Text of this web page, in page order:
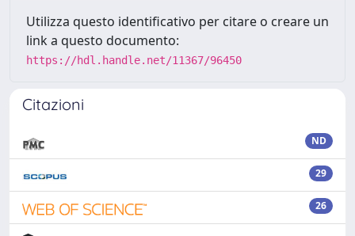
Utilizza questo identificativo per citare o creare un
link a questo documento:
https://hdl.handle.net/11367/96450
Citazioni
ND
29
26